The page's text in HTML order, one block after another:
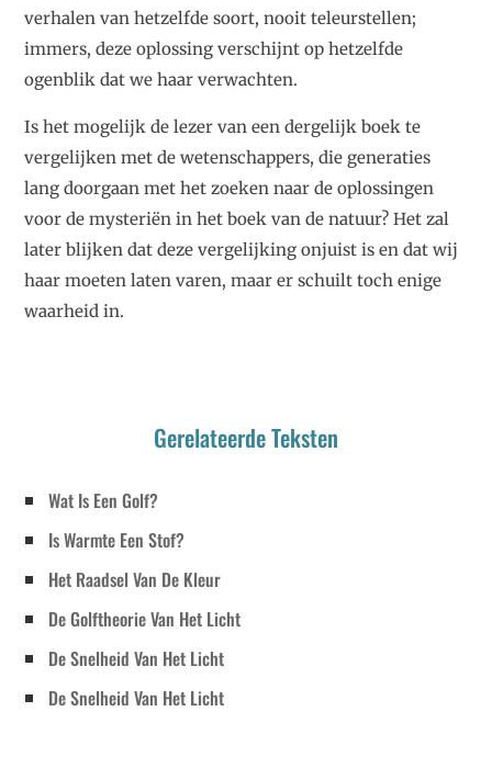
verhalen van hetzelfde soort, nooit teleurstellen;
immers, deze oplossing verschijnt op hetzelfde
ogenblik dat we haar verwachten.
Is het mogelijk de lezer van een dergelijk boek te
vergelijken met de wetenschappers, die generaties
lang doorgaan met het zoeken naar de oplossingen
voor de mysteriën in het boek van de natuur? Het zal
later blijken dat deze vergelijking onjuist is en dat wij
haar moeten laten varen, maar er schuilt toch enige
waarheid in.
Gerelateerde Teksten
Wat Is Een Golf?
Is Warmte Een Stof?
Het Raadsel Van De Kleur
De Golftheorie Van Het Licht
De Snelheid Van Het Licht
De Snelheid Van Het Licht